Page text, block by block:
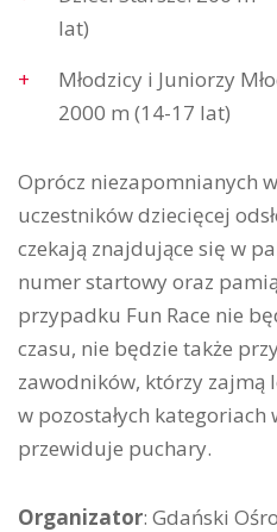
lat)
Młodzicy i Juniorzy
2000 m (14-17 lat)
Oprócz niezapomnianych
uczestników dziecięcej
czekają znajdujące się w
numer startowy oraz
przypadku Fun Race nie
czasu, nie będzie także
zawodników, którzy zajmą
w pozostałych
przewiduje puchary.
Organizator: Gdański